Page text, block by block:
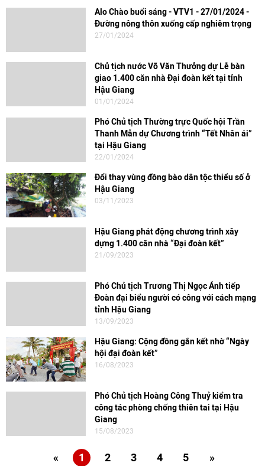
Alo Chào buổi sáng - VTV1 - 27/01/2024 -
Đường nông thôn xuống cấp nghiêm trọng
27/01/2024
Chủ tịch nước Võ Văn Thưởng dự Lễ bàn
giao 1.400 căn nhà Đại đoàn kết tại tỉnh
Hậu Giang
01/01/2024
Phó Chủ tịch Thường trực Quốc hội Trần
Thanh Mẫn dự Chương trình “Tết Nhân ái”
tại Hậu Giang
22/01/2024
Đổi thay vùng đồng bào dân tộc thiểu số ở
Hậu Giang
03/11/2023
Hậu Giang phát động chương trình xây
dựng 1.400 căn nhà “Đại đoàn kết”
21/09/2023
Phó Chủ tịch Trương Thị Ngọc Ánh tiếp
Đoàn đại biểu người có công với cách mạng
tỉnh Hậu Giang
13/09/2023
Hậu Giang: Cộng đồng gắn kết nhờ “Ngày
hội đại đoàn kết”
16/08/2023
Phó Chủ tịch Hoàng Công Thuỷ kiểm tra
công tác phòng chống thiên tai tại Hậu
Giang
15/08/2023
« 1 2 3 4 5 »